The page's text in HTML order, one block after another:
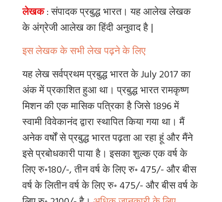
लेखक: संपादक प्रबुद्ध भारत।यहआलेखलेखक
केअंग्रेजीआलेखकाहिंदीअनुवादहै|
इस लेखक के सभी लेख पढ़ने के लिए
यह लेख सर्वप्रथम प्रबुद्ध भारत के July 2017 का
अंक में प्रकाशित हुआ था। प्रबुद्ध भारत रामकृष्ण
मिशन की एक मासिक पत्रिका है जिसे 1896 में
स्वामी विवेकानंद द्वारा स्थापित किया गया था। मैं
अनेक वर्षों से प्रबुद्ध भारत पढ़ता आ रहा हूं और मैंने
इसे प्रबोधकारी पाया है। इसका शुल्क एक वर्ष के
लिए रु॰180/-,तीन वर्ष के लिए रु॰ 475/- और बीस
वर्ष के लितीन वर्ष के लिए रु॰ 475/- और बीस वर्ष के